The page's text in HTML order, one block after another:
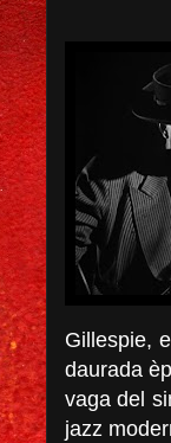
Gillespie,
daurada
vaga del
jazz